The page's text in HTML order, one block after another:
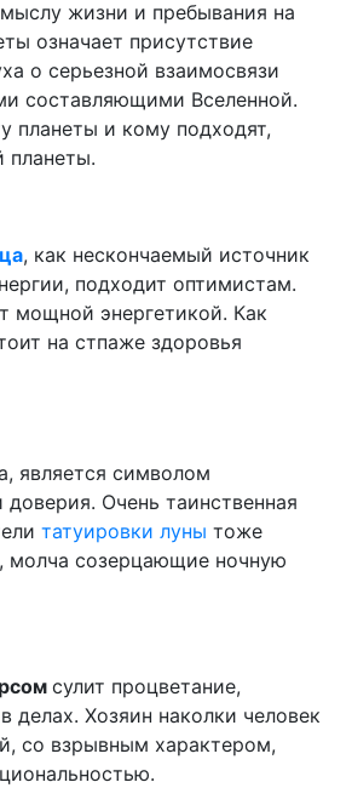
жизни и пребывания на
означает присутствие
о серьезной взаимосвязи
составляющими Вселенной.
планеты и кому подходят,
планеты.
, как нескончаемый источник
подходит оптимистам.
мощной энергетикой. Как
на стпаже здоровья
является символом
Очень таинственная
татуировки луны тоже
молча созерцающие ночную
сулит процветание,
делах. Хозяин наколки человек
со взрывным характером,